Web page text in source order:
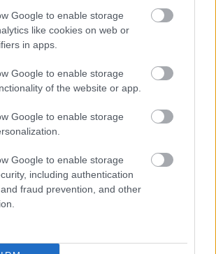
Google to enable storage
like cookies on web or
in apps.
Google to enable storage
of the website or app.
Google to enable storage
Google to enable storage
including authentication
fraud prevention, and other
Zsolt
A mai napon a szolnoki
tartott sajtótájékoztatót
Dobrev Klára, a
elnöke, Györfi Mihály
Mészáros Dávid, a DK
A szervezett eseményt
pillanat tette emlékezetessé: egy helyi
meg személyes tapasztalatait az